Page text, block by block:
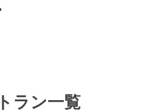
ラン一覧